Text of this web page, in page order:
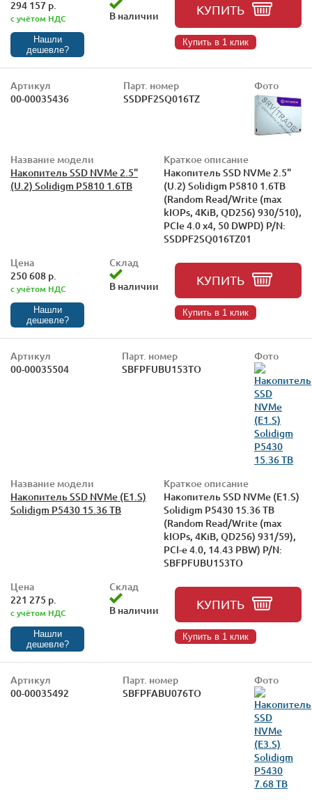
294 157 р.
с учётом НДС
Нашли
дешевле?
В наличии КУПИТЬ
Купить в 1 клик
Артикул
00-00035436
Парт. номер
SSDPF2SQ016TZ
Фото
Название модели
Накопитель SSD NVMe 2.5"
(U.2) Solidigm P5810 1.6TB
Краткое описание
Накопитель SSD NVMe 2.5"
(U.2) Solidigm P5810 1.6TB
(Random Read/Write (max
kIOPs, 4KiB, QD256) 930/510),
PCIe 4.0 x4, 50 DWPD) P/N:
SSDPF2SQ016TZ01
Цена
250 608 р.
с учётом НДС
Нашли
дешевле?
Склад
В наличии
КУПИТЬ
Купить в 1 клик
Артикул
00-00035504
Парт. номер
SBFPFUBU153TO
Фото
Название модели
Накопитель SSD NVMe (E1.S)
Solidigm P5430 15.36 TB
Краткое описание
Накопитель SSD NVMe (E1.S)
Solidigm P5430 15.36 TB
(Random Read/Write (max
kIOPs, 4KiB, QD256) 931/59),
PCI-e 4.0, 14.43 PBW) P/N:
SBFPFUBU153TO
Цена
221 275 р.
с учётом НДС
Нашли
дешевле?
Склад
В наличии
КУПИТЬ
Купить в 1 клик
Артикул
00-00035492
Парт. номер
SBFPFABU076TO
Фото